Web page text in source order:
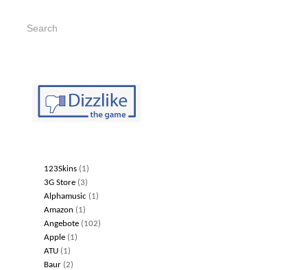
123Skins (1)
3G Store (3)
Alphamusic (1)
Amazon (1)
Angebote (102)
Apple (1)
ATU (1)
Baur (2)